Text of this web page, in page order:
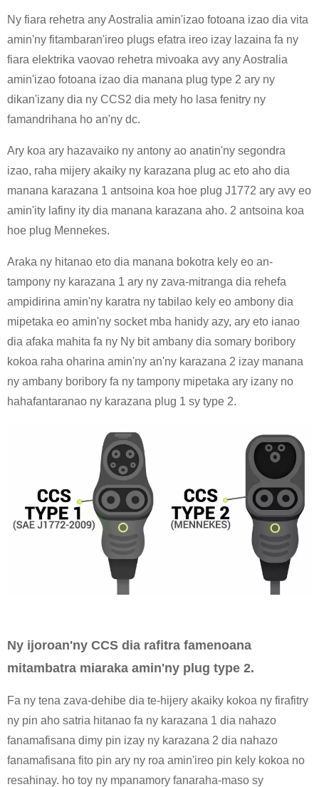
Ny fiara rehetra any Aostralia amin'izao fotoana izao dia vita
amin'ny fitambaran'ireo plugs efatra ireo izay lazaina fa ny
fiara elektrika vaovao rehetra mivoaka avy any Aostralia
amin'izao fotoana izao dia manana plug type 2 ary ny
dikan'izany dia ny CCS2 dia mety ho lasa fenitry ny
famandrihana ho an'ny dc.
Ary koa ary hazavaiko ny antony ao anatin'ny segondra
izao, raha mijery akaiky ny karazana plug ac eto aho dia
manana karazana 1 antsoina koa hoe plug J1772 ary avy eo
amin'ity lafiny ity dia manana karazana aho. 2 antsoina koa
hoe plug Mennekes.
Araka ny hitanao eto dia manana bokotra kely eo an-
tampony ny karazana 1 ary ny zava-mitranga dia rehefa
ampidirina amin'ny karatra ny tabilao kely eo ambony dia
mipetaka eo amin'ny socket mba hanidy azy, ary eto ianao
dia afaka mahita fa ny Ny bit ambany dia somary boribory
kokoa raha oharina amin'ny an'ny karazana 2 izay manana
ny ambany boribory fa ny tampony mipetaka ary izany no
hahafantaranao ny karazana plug 1 sy type 2.
Ny ijoroan'ny CCS dia rafitra famenoana
mitambatra miaraka amin'ny plug type 2.
Fa ny tena zava-dehibe dia te-hijery akaiky kokoa ny firafitry
ny pin aho satria hitanao fa ny karazana 1 dia nahazo
fanamafisana dimy pin izay ny karazana 2 dia nahazo
fanamafisana fito pin ary ny roa amin'ireo pin kely kokoa no
resahinay. ho toy ny mpanamory fanaraha-maso sy